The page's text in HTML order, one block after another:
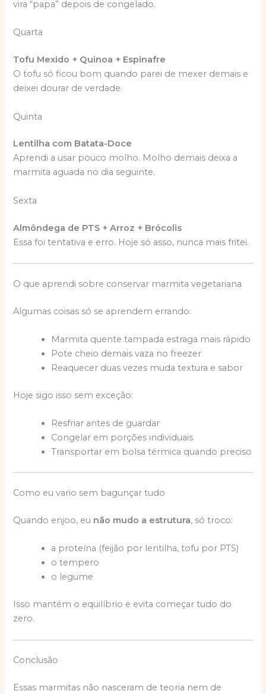
vira “papa” depois de congelado.
Quarta
Tofu Mexido + Quinoa + Espinafre
O tofu só ficou bom quando parei de mexer demais e
deixei dourar de verdade.
Quinta
Lentilha com Batata-Doce
Aprendi a usar pouco molho. Molho demais deixa a
marmita aguada no dia seguinte.
Sexta
Almôndega de PTS + Arroz + Brócolis
Essa foi tentativa e erro. Hoje só asso, nunca mais fritei.
O que aprendi sobre conservar marmita vegetariana
Algumas coisas só se aprendem errando:
Marmita quente tampada estraga mais rápido
Pote cheio demais vaza no freezer
Reaquecer duas vezes muda textura e sabor
Hoje sigo isso sem exceção:
Resfriar antes de guardar
Congelar em porções individuais
Transportar em bolsa térmica quando preciso
Como eu vario sem bagunçar tudo
Quando enjoo, eu não mudo a estrutura, só troco:
a proteína (feijão por lentilha, tofu por PTS)
o tempero
o legume
Isso mantém o equilíbrio e evita começar tudo do
zero.
Conclusão
Essas marmitas não nasceram de teoria nem de